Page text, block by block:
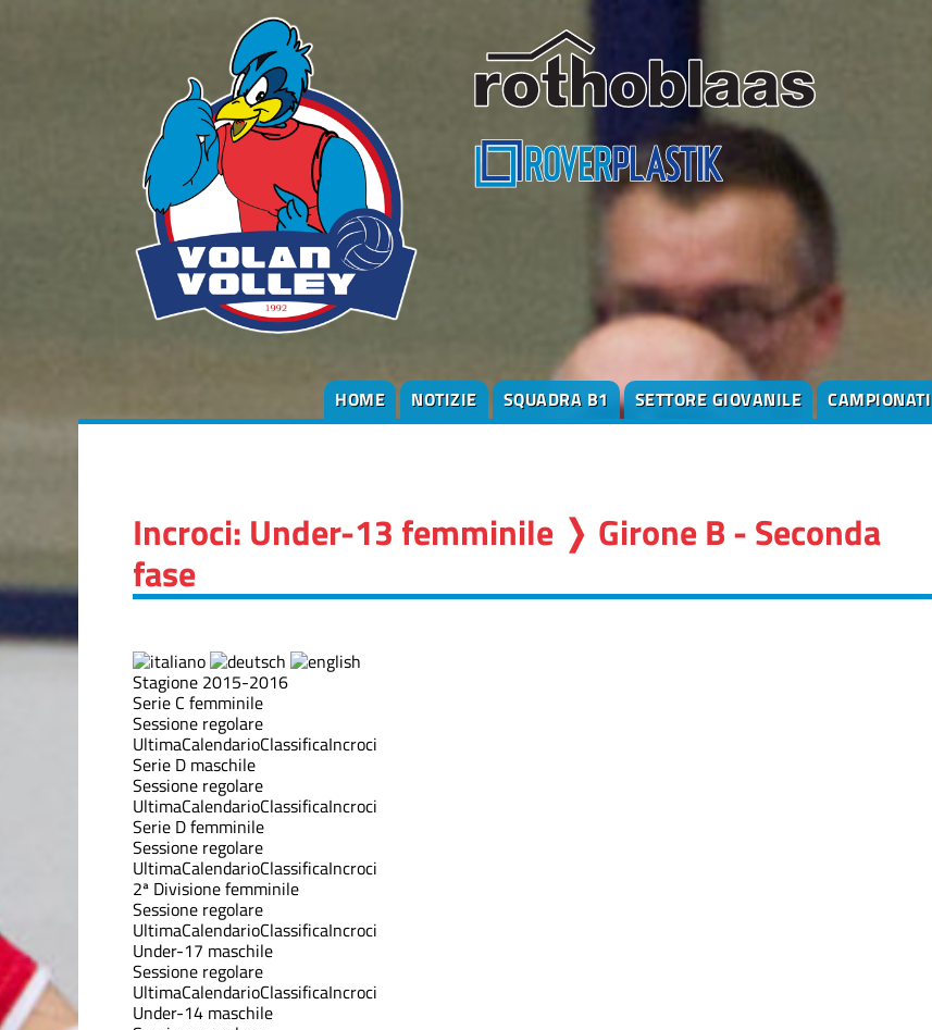
HOME NOTIZIE SQUADRA B1 SETTORE GIOVANILE CAMPIONATI
Incroci: Under-13 femminile ❭ Girone B - Seconda
fase
Stagione 2015-2016
Serie C femminile
Sessione regolare
UltimaCalendarioClassificaIncroci
Serie D maschile
Sessione regolare
UltimaCalendarioClassificaIncroci
Serie D femminile
Sessione regolare
UltimaCalendarioClassificaIncroci
2ª Divisione femminile
Sessione regolare
UltimaCalendarioClassificaIncroci
Under-17 maschile
Sessione regolare
UltimaCalendarioClassificaIncroci
Under-14 maschile